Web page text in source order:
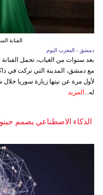
الفنانة
دمشق - المغرب اليوم
بعد سنوات من الغياب، تحمل
مع دمشق، المدينة التي تركت في
لأول مرة عن نيتها زيارة سوريا
له... المزيد
الذكاء الاصطناعي يصمم